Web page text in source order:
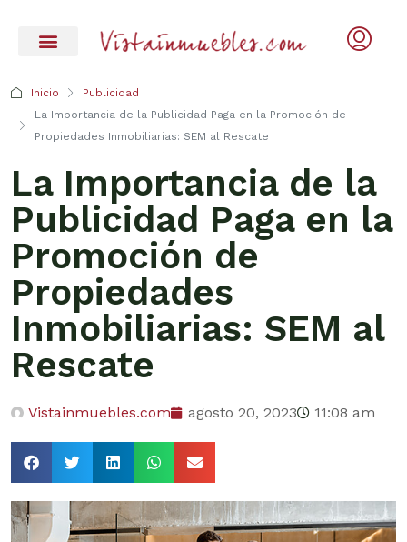
Inicio
Publicidad
La Importancia de la Publicidad Paga en la Promoción de
Propiedades Inmobiliarias: SEM al Rescate
La Importancia de la
Publicidad Paga en la
Promoción de
Propiedades
Inmobiliarias: SEM al
Rescate
Vistainmuebles.com agosto 20, 2023 11:08 am